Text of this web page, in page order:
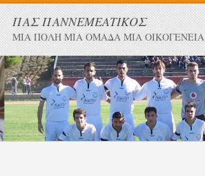
ΠΑΣ ΠΑΝΝΕΜΕΑΤΙΚΟΣ
ΜΙΑ ΠΟΛΗ ΜΙΑ ΟΜΑΔΑ ΜΙΑ ΟΙΚΟΓΕΝΕΙΑ